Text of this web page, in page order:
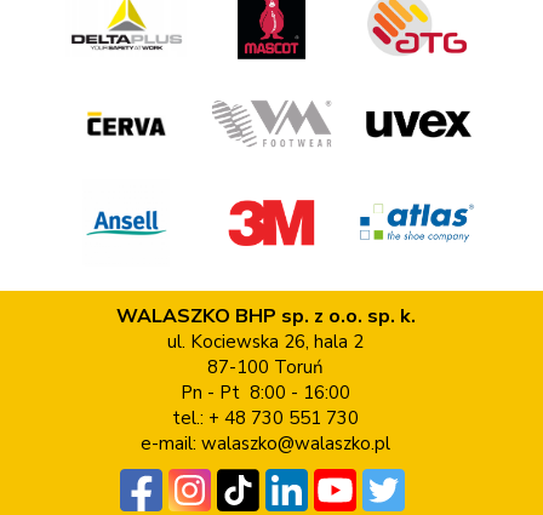
WALASZKO BHP sp. z o.o. sp. k.
ul. Kociewska 26, hala 2
87-100 Toruń
Pn - Pt 8:00 - 16:00
tel.: + 48 730 551 730
e-mail: walaszko@walaszko.pl